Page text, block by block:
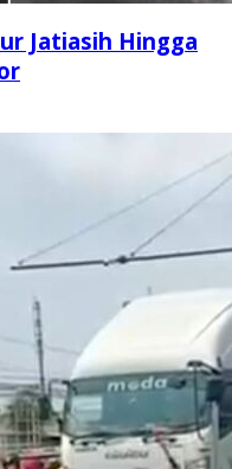
Jatiasih Hingga